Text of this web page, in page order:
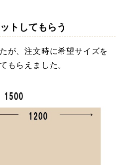
トしてもらう
が、注文時に希望サイズを
もらえました。